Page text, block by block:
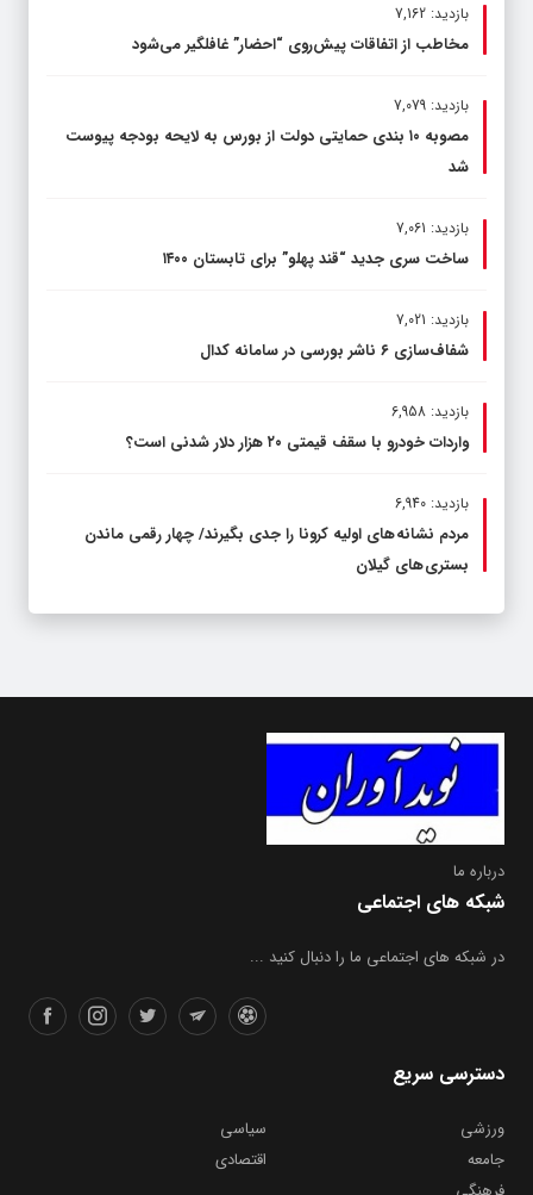
بازدید: 7,162
مخاطب از اتفاقات پیش‌روی “احضار” غافلگیر می‌شود
بازدید: 7,079
مصوبه ۱۰ بندی حمایتی دولت از بورس به لایحه بودجه پیوست
شد
بازدید: 7,061
ساخت سری جدید “قند پهلو” برای تابستان ۱۴۰۰
بازدید: 7,021
شفاف‌سازی ۶ ناشر بورسی در سامانه کدال
بازدید: 6,958
واردات خودرو با سقف قیمتی ۲۰ هزار دلار شدنی است؟
بازدید: 6,940
مردم نشانه های اولیه کرونا را جدی بگیرند/ چهار رقمی ماندن
بستری های گیلان
درباره ما
شبکه های اجتماعی
در شبکه های اجتماعی ما را دنبال کنید ...
دسترسی سریع
ورزشی
سیاسی
جامعه
اقتصادی